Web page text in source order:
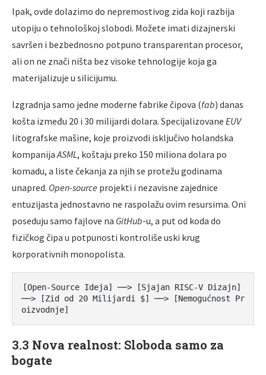
Ipak, ovde dolazimo do nepremostivog zida koji razbija
utopiju o tehnološkoj slobodi. Možete imati dizajnerski
savršen i bezbednosno potpuno transparentan procesor,
ali on ne znači ništa bez visoke tehnologije koja ga
materijalizuje u silicijumu.
Izgradnja samo jedne moderne fabrike čipova (fab) danas
košta između 20 i 30 milijardi dolara. Specijalizovane EUV
litografske mašine, koje proizvodi isključivo holandska
kompanija ASML, koštaju preko 150 miliona dolara po
komadu, a liste čekanja za njih se protežu godinama
unapred. Open-source projekti i nezavisne zajednice
entuzijasta jednostavno ne raspolažu ovim resursima. Oni
poseduju samo fajlove na GitHub-u, a put od koda do
fizičkog čipa u potpunosti kontroliše uski krug
korporativnih monopolista.
[Open-Source Ideja] ──> [Sjajan RISC-V Dizajn]
──> [Zid od 20 Milijardi $] ──> [Nemogućnost Pr
3.3 Nova realnost: Sloboda samo za
bogate